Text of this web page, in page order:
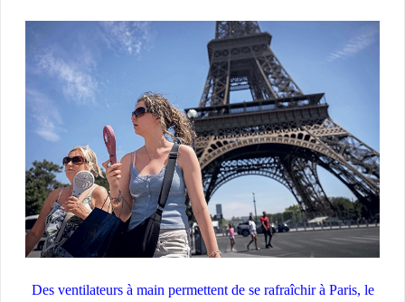
Des ventilateurs à main permettent de se rafraîchir à Paris, le